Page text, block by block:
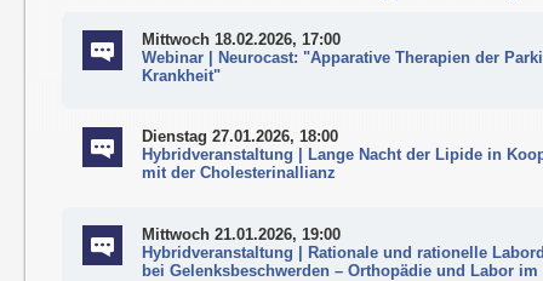
Mittwoch 18.02.2026, 17:00
Webinar | Neurocast: "Apparative Therapien der
Krankheit"
Dienstag 27.01.2026, 18:00
Hybridveranstaltung | Lange Nacht der Lipide in
mit der Cholesterinallianz
Mittwoch 21.01.2026, 19:00
Hybridveranstaltung | Rationale und rationelle
bei Gelenksbeschwerden – Orthopädie und Labor